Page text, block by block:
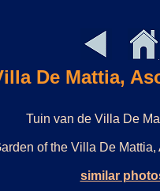
De Mattia,
Tuin van de Villa De
of the Villa De
similar